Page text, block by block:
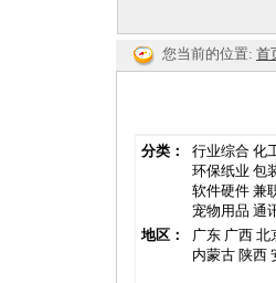
您当前的位置: 首
分类： 行业综合 化
环保纸业 包
软件硬件 兼
宠物用品 通
地区：
广东 广西 北
内蒙古 陕西